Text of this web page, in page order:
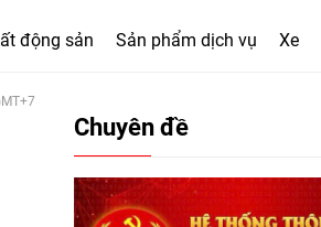
động sản Sản phẩm dịch vụ Xe
Chuyên đề